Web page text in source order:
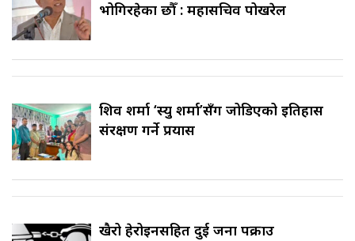
भोगिरहेका छौँ : महासचिव पोखरेल
शिव शर्मा ‘स्यु शर्मा’सँग जोडिएको इतिहास
संरक्षण गर्ने प्रयास
खैरो हेरोइनसहित दुई जना पक्राउ